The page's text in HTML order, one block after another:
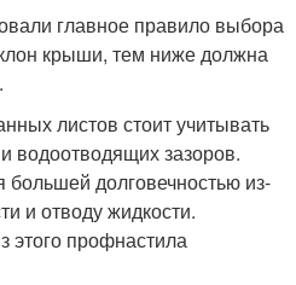
главное правило выбора
крыши, тем ниже должна
листов стоит учитывать
водоотводящих зазоров.
большей долговечностью из-
и отводу жидкости.
этого профнастила